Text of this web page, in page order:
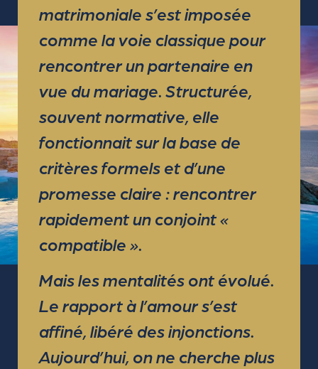
matrimoniale s’est imposée
comme la voie classique pour
rencontrer un partenaire en
vue du mariage. Structurée,
souvent normative, elle
fonctionnait sur la base de
critères formels et d’une
promesse claire : rencontrer
rapidement un conjoint «
compatible ».
Mais les mentalités ont évolué.
Le rapport à l’amour s’est
affiné, libéré des injonctions.
Aujourd’hui, on ne cherche plus